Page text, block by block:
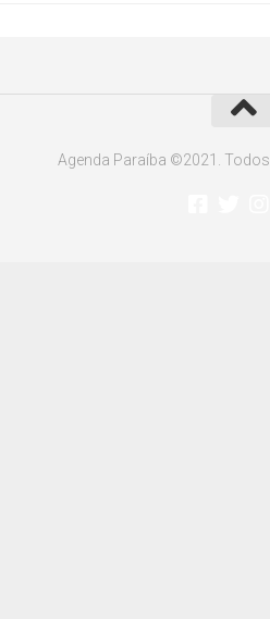
Agenda Paraíba ©2021.